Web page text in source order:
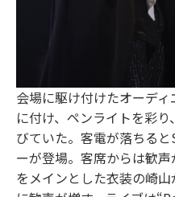
会場に駆け付けたオーデ
に付け、ペンライトを彩
びていた。客電が落ちる
ーが登場。客席からは歓
をメインとした衣装の崎